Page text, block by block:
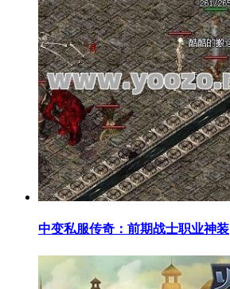
中变私服传奇：前期战士职业神装